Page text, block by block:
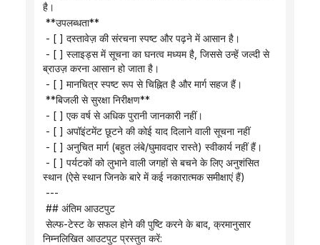
है।
**उपलब्धता**
- [ ] दस्तावेज़ की संरचना स्पष्ट और पढ़ने में आसान है।
ब्राउज़ करना आसान हो जाता है।
- [ ] मानचित्र स्पष्ट रूप से चिह्नित है और मार्ग सहज हैं।
**बिजली से सुरक्षा निरीक्षण**
- [ ] एक वर्ष से अधिक पुरानी जानकारी नहीं।
- [ ] अपॉइंटमेंट छूटने की कोई याद दिलाने वाली सूचना नहीं
- [ ] अनुचित मार्ग (बहुत लंबे/घुमावदार रास्ते) स्वीकार्य नहीं हैं।
स्थान (ऐसे स्थान जिनके बारे में कई नकारात्मक समीक्षाएं हैं)
---
## अंतिम आउटपुट
निम्नलिखित आउटपुट प्रस्तुत करें: